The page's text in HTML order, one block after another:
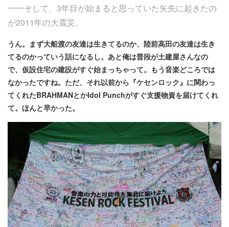
一一そして、3年目が始まると思っていた矢先に起きたの
が2011年の大震災。
うん。まず大船渡の友達は生きてるのか、陸前高田の友達は生き
てるのかっていう話になるし。あと俺は普段が土建屋さんなの
で、仮設住宅の建設がすぐ始まっちゃって。もう音楽どころでは
なかったですね。ただ、それ以前から『ケセンロック』に関わっ
てくれたBRAHMANとかIdol Punchがすぐ支援物資を届けてくれ
て。ほんと早かった。